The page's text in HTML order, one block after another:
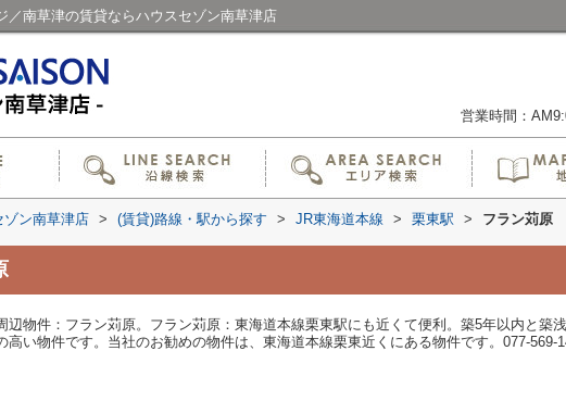
／南草津の賃貸ならハウスセゾン南草津店
営業時間：
ン南草津店 > (賃貸)路線・駅から探す > JR東海道本線 > 栗東駅 > フラン苅原
辺物件：フラン苅原。フラン苅原：東海道本線栗東駅にも近くて便利。築5年以内と築
高い物件です。当社のお勧めの物件は、東海道本線栗東近くにある物件です。077-